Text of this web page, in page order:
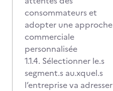
consommateurs et
adopter une approche
commerciale
personnalisée
1.1.4. Sélectionner le.s
segment.s au.xquel.s
l’entreprise va adresser